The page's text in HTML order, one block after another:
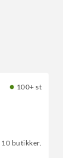
100+ st
10 butikker.